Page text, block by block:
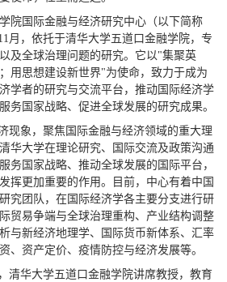
院国际金融与经济研究中心（以下简称
月，依托于清华大学五道口金融学院，专
及全球治理问题的研究。它以"集聚英
用思想建设新世界"为使命，致力于成为
学者的研究与交流平台，推动国际经济学
务国家战略、促进全球发展的研究成果。
现象，聚焦国际金融与经济领域的重大理
华大学在理论研究、国际交流及政策沟通
务国家战略、推动全球发展的国际平台，
挥更加重要的作用。目前，中心有着中国
究团队，在国际经济学各主要分支进行研
贸易争端与全球治理重构、产业结构调整
与新经济地理学、国际货币新体系、汇率
、资产定价、疫情防控与经济发展等。
清华大学五道口金融学院讲席教授，教育